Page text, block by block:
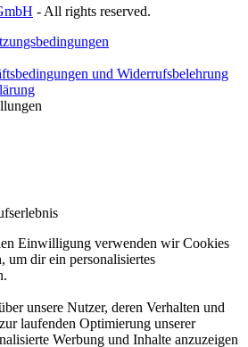
- All rights reserved.
und Widerrufsbelehrung
Einwilligung verwenden wir Cookies
um dir ein personalisiertes
unsere Nutzer, deren Verhalten und
laufenden Optimierung unserer
Werbung und Inhalte anzuzeigen